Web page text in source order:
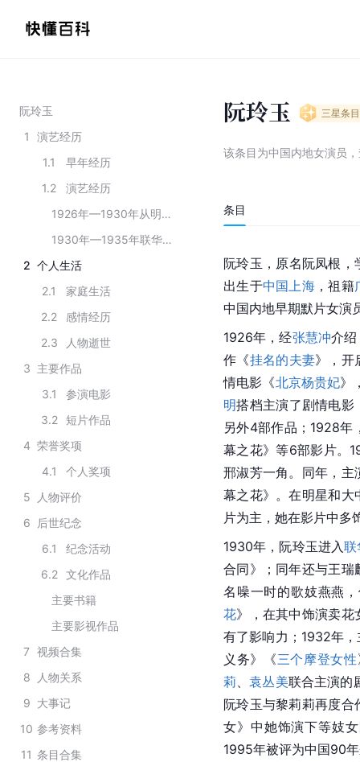
阮玲玉
1
演艺经历
1.1
早年经历
1.2
演艺经历
1926年—1930年从明星影片到大中华百合
1930年—1935年联华影业公司时期
2 个人生活
2.1
家庭生活
2.2
感情经历
2.3
人物逝世
3 主要作品
3.1
参演电影
3.2
短片作品
4 荣誉奖项
4.1
个人奖项
5
人物评价
6
后世纪念
6.1
纪念活动
6.2
文化作品
主要书籍
主要影视作品
7 视频合集
8
人物关系
9 大事记
10 参考资料
11 条目合集
阮玲玉 三星条目
该条目为中国内地女演员 ，
条目
阮玲玉，原名阮凤根
出生于中国上海 ，祖籍
中国内地早期默片女演
1926年，经张慧冲介
作《挂名的夫妻》，开
情电影《北京杨贵妃》
明搭档主演了剧情电影
另外4部作品；1928年
幕之花》等6部影片。
邢淑芳一角。同年，主
幕之花》。在明星和大
片为主，她在影片中多
1930年，阮玲玉进入联
合同》；同年还与王瑞
名噪一时的歌妓燕燕
花》，在其中饰演卖
有了影响力；1932年
义务》《三个摩登女性
莉
袁丛美联合主演的
阮玲玉与黎莉莉再度
女》中她饰演下等妓
1995年被评为中国90